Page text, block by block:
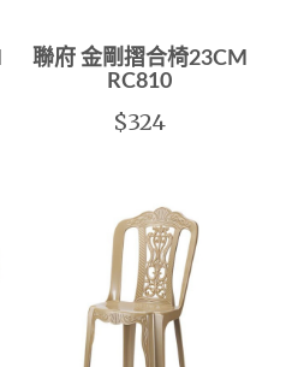
聯府 金剛摺合椅23CM
RC810
$324